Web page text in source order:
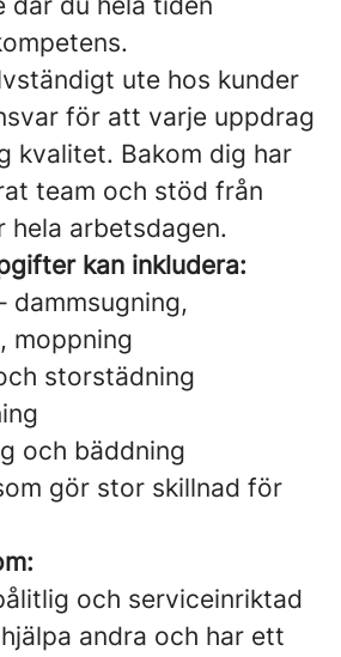
ute hos kunder
för att varje uppdrag
kvalitet. Bakom dig har
team och stöd från
hela arbetsdagen.
kan inkludera:
dammsugning,
moppning
storstädning
och bäddning
gör stor skillnad för
och serviceinriktad
andra och har ett